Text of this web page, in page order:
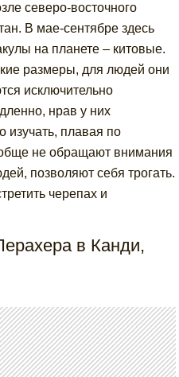
северо-восточного
В мае-сентябре здесь
на планете – китовые.
размеры, для людей они
исключительно
нрав у них
изучать, плавая по
не обращают внимания
позволяют себя трогать.
черепах и
в Канди,